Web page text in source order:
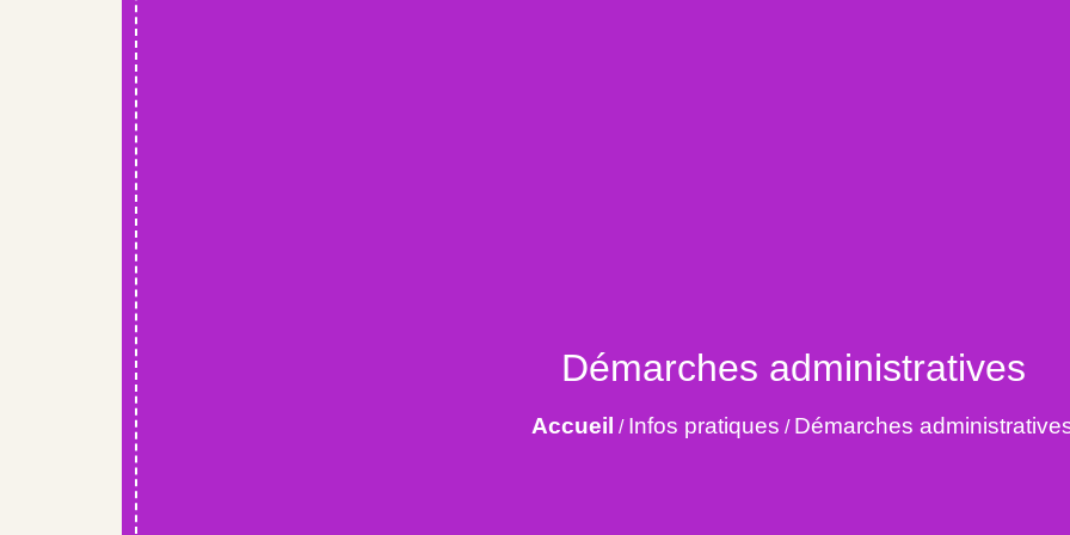
Démarches administratives
Accueil / Infos pratiques / Démarches